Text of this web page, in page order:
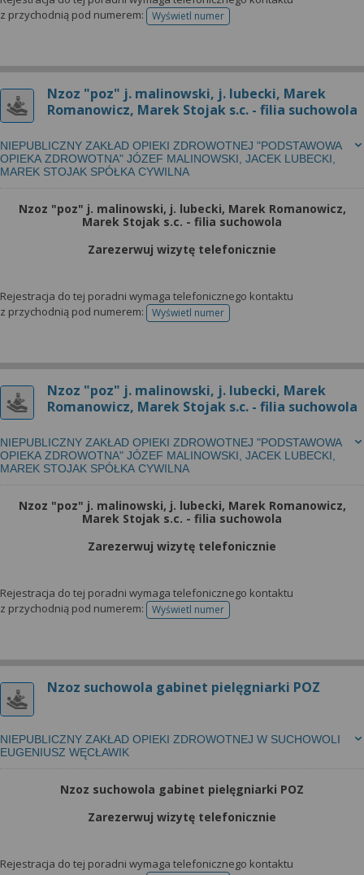
z przychodnią pod numerem:
Wyświetl numertelefonu do rejestracji
Nzoz "poz" j. malinowski, j. lubecki, Marek
Romanowicz, Marek Stojak s.c. - filia suchowola
NIEPUBLICZNY ZAKŁAD OPIEKI ZDROWOTNEJ "PODSTAWOWA
OPIEKA ZDROWOTNA" JÓZEF MALINOWSKI, JACEK LUBECKI,
MAREK STOJAK SPÓŁKA CYWILNA
Nzoz "poz" j. malinowski, j. lubecki, Marek Romanowicz,
Marek Stojak s.c. - filia suchowola
Zarezerwuj wizytę telefonicznie
Rejestracja do tej poradni wymaga telefonicznego kontaktu
z przychodnią pod numerem:
Wyświetl numertelefonu do rejestracji
Nzoz "poz" j. malinowski, j. lubecki, Marek
Romanowicz, Marek Stojak s.c. - filia suchowola
NIEPUBLICZNY ZAKŁAD OPIEKI ZDROWOTNEJ "PODSTAWOWA
OPIEKA ZDROWOTNA" JÓZEF MALINOWSKI, JACEK LUBECKI,
MAREK STOJAK SPÓŁKA CYWILNA
Nzoz "poz" j. malinowski, j. lubecki, Marek Romanowicz,
Marek Stojak s.c. - filia suchowola
Zarezerwuj wizytę telefonicznie
Rejestracja do tej poradni wymaga telefonicznego kontaktu
z przychodnią pod numerem:
Wyświetl numertelefonu do rejestracji
Nzoz suchowola gabinet pielęgniarki POZ
NIEPUBLICZNY ZAKŁAD OPIEKI ZDROWOTNEJ W SUCHOWOLI
EUGENIUSZ WĘCŁAWIK
Nzoz suchowola gabinet pielęgniarki POZ
Zarezerwuj wizytę telefonicznie
Rejestracja do tej poradni wymaga telefonicznego kontaktu